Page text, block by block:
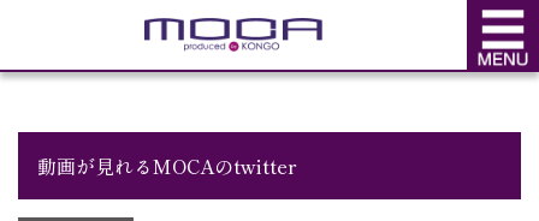
BLOG
動画が見れるMOCAのtwitter